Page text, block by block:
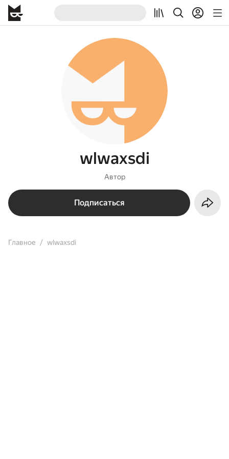
wlwaxsdi
Автор
Подписаться
Главное wlwaxsdi